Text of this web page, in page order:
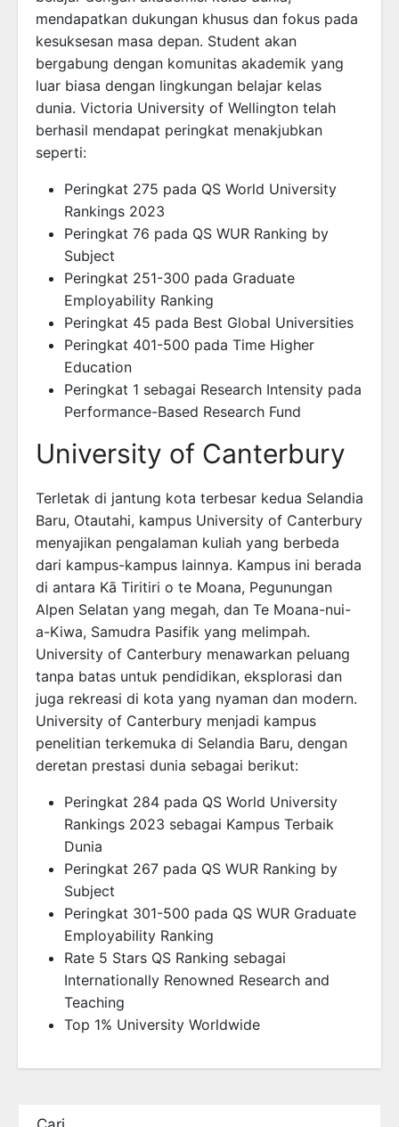
mendapatkan dukungan khusus dan fokus pada
kesuksesan masa depan. Student akan
bergabung dengan komunitas akademik yang
luar biasa dengan lingkungan belajar kelas
dunia. Victoria University of Wellington telah
berhasil mendapat peringkat menakjubkan
seperti:
Peringkat 275 pada QS World University
Rankings 2023
Peringkat 76 pada QS WUR Ranking by
Subject
Peringkat 251-300 pada Graduate
Employability Ranking
Peringkat 45 pada Best Global Universities
Peringkat 401-500 pada Time Higher
Education
Peringkat 1 sebagai Research Intensity pada
Performance-Based Research Fund
University of Canterbury
Terletak di jantung kota terbesar kedua Selandia
Baru, Otautahi, kampus University of Canterbury
menyajikan pengalaman kuliah yang berbeda
dari kampus-kampus lainnya. Kampus ini berada
di antara Kā Tiritiri o te Moana, Pegunungan
Alpen Selatan yang megah, dan Te Moana-nui-
a-Kiwa, Samudra Pasifik yang melimpah.
University of Canterbury menawarkan peluang
tanpa batas untuk pendidikan, eksplorasi dan
juga rekreasi di kota yang nyaman dan modern.
University of Canterbury menjadi kampus
penelitian terkemuka di Selandia Baru, dengan
deretan prestasi dunia sebagai berikut:
Peringkat 284 pada QS World University
Rankings 2023 sebagai Kampus Terbaik
Dunia
Peringkat 267 pada QS WUR Ranking by
Subject
Peringkat 301-500 pada QS WUR Graduate
Employability Ranking
Rate 5 Stars QS Ranking sebagai
Internationally Renowned Research and
Teaching
Top 1% University Worldwide